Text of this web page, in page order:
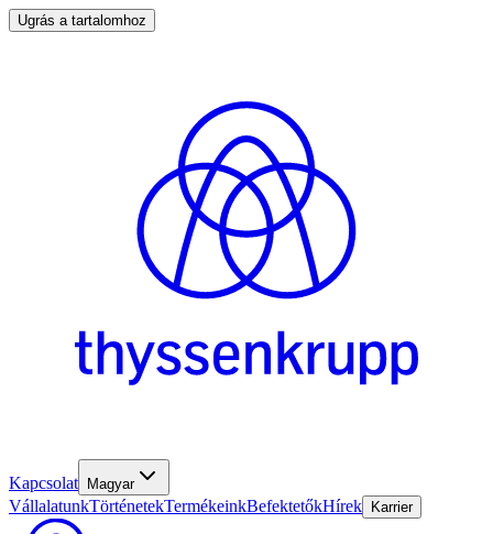
Ugrás a tartalomhoz
Kapcsolat Magyar
VállalatunkTörténetekTermékeinkBefektetőkHírek Karrier